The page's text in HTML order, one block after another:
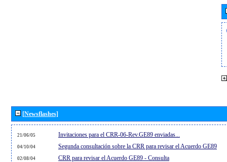
[Newsflashes]
21/06/05 Invitaciones para el CRR-06-Rev.GE89 enviadas...
04/10/04 Segunda consultación sobre la CRR para revisar el Acuerdo GE89
02/08/04 CRR para revisar el Acuerdo GE89 - Consulta